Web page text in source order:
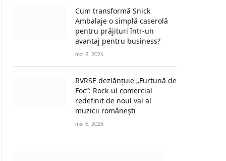
Cum transformă Snick
Ambalaje o simplă caserolă
pentru prăjituri într-un
avantaj pentru business?
mai 8, 2026
RVRSE dezlănțuie „Furtună de
Foc”: Rock-ul comercial
redefinit de noul val al
muzicii românești
mai 6, 2026